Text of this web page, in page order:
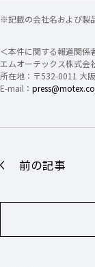
※記載の会社名および製
＜本件に関する報道関係
エムオーテックス株式
所在地：〒532-0011 大
E-mail：
前の記事